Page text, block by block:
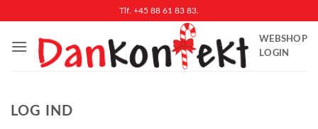
indhold
Tlf. +45 88 61 83 83.
WEBSHOP
LOGIN
LOG IND